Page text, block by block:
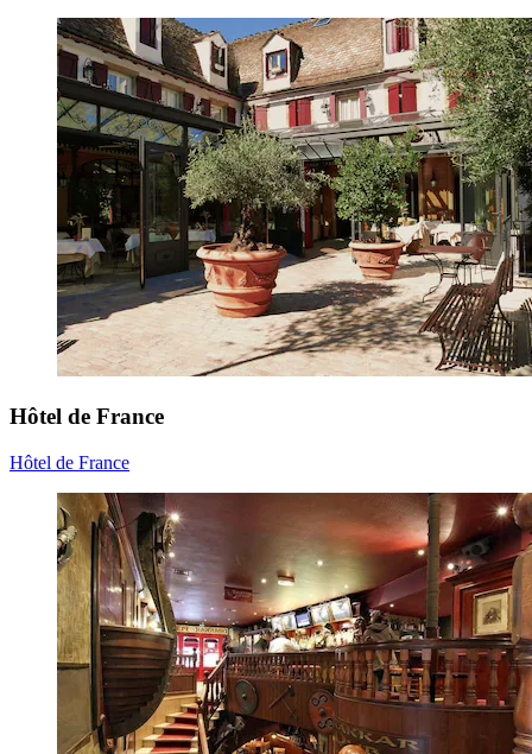
Hôtel de France
Hôtel de France